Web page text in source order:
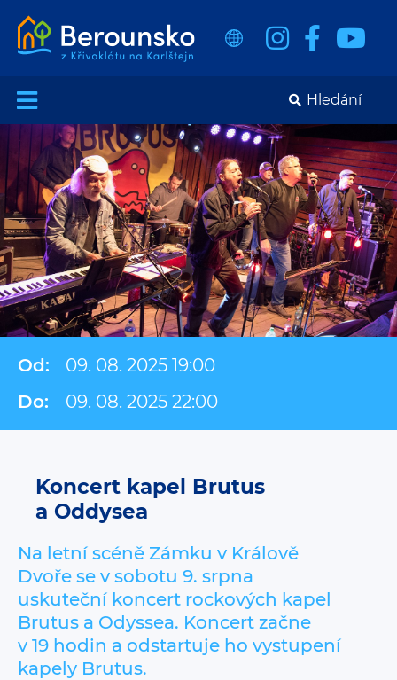
Od:
09. 08. 2025 19:00
Do:
09. 08. 2025 22:00
Koncert kapel Brutus
a Oddysea
Na letní scéně Zámku v Králově
Dvoře se v sobotu 9. srpna
uskuteční koncert rockových kapel
Brutus a Odyssea. Koncert začne
v 19 hodin a odstartuje ho vystupení
kapely Brutus.